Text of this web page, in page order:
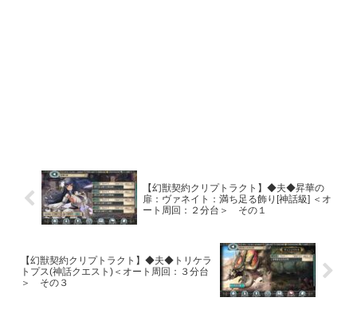
【幻獣契約クリプトラクト】◆夫◆昇華の
扉：ヴァネイト：満ち足る飾り[神話級] ＜オ
ート周回：２分台＞ その１
【幻獣契約クリプトラクト】◆夫◆トリケラ
トプス(神話クエスト)＜オート周回：３分台
＞ その３